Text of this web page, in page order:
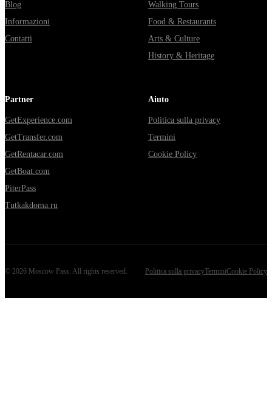
Blog
Informazioni
Contatti
Walking Tours
Food & Restaurants
Arts & Culture
History & Heritage
Partner
GetExperience.com
GetTransfer.com
GetRentacar.com
GetBoat.com
PiterPass
Tutkakdoma.ru
Aiuto
Politica sulla privacy
Termini
Cookie Policy
© 2026 Moscow Pass . All rights reserved. Politica sulla privacyTerminiCookie Policy